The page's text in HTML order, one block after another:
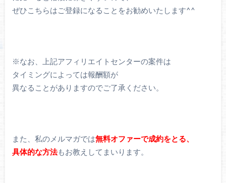
ぜひこちらはご登録になることをお勧めいたします^^
※なお、上記アフィリエイトセンターの案件は
タイミングによっては報酬額が
異なることがありますのでご了承ください。
また、私のメルマガでは無料オファーで成約をとる、
具体的な方法もお教えしてまいります。